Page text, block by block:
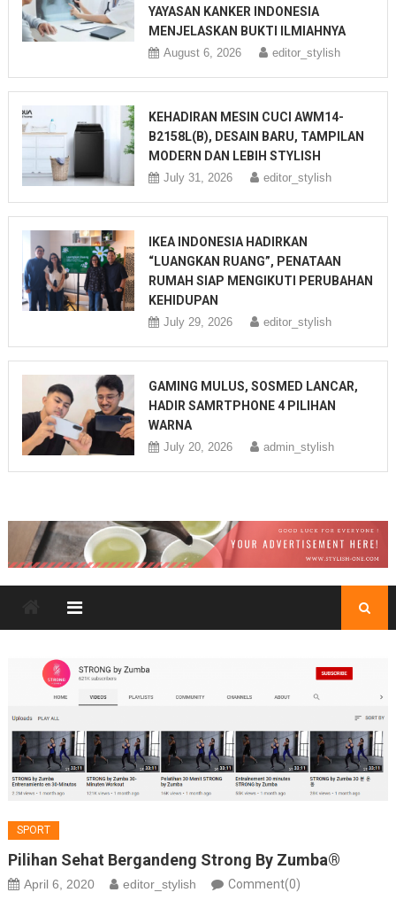
YAYASAN KANKER INDONESIA
MENJELASKAN BUKTI ILMIAHNYA
August 6, 2026 editor_stylish
KEHADIRAN MESIN CUCI AWM14-
B2158L(B), DESAIN BARU, TAMPILAN
MODERN DAN LEBIH STYLISH
July 31, 2026 editor_stylish
IKEA INDONESIA HADIRKAN
“LUANGKAN RUANG”, PENATAAN
RUMAH SIAP MENGIKUTI PERUBAHAN
KEHIDUPAN
July 29, 2026 editor_stylish
GAMING MULUS, SOSMED LANCAR,
HADIR SAMRTPHONE 4 PILIHAN
WARNA
July 20, 2026 admin_stylish
SPORT
Pilihan Sehat Bergandeng Strong By Zumba®
April 6, 2020 editor_stylish Comment(0)